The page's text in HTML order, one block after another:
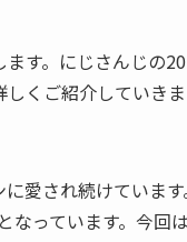
す。にじさんじの
くご紹介していきま
愛され続けていま
なっています。今回